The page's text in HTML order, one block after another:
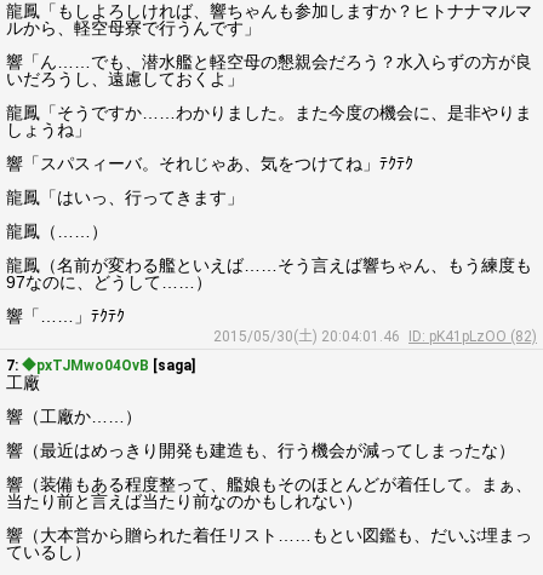
龍鳳「もしよろしければ、響ちゃんも参加しますか？ヒトナナマルマ
ルから、軽空母寮で行うんです」
響「ん……でも、潜水艦と軽空母の懇親会だろう？水入らずの方が良
いだろうし、遠慮しておくよ」
龍鳳「そうですか……わかりました。また今度の機会に、是非やりま
しょうね」
響「スパスィーバ。それじゃあ、気をつけてね」ﾃｸﾃｸ
龍鳳「はいっ、行ってきます」
龍鳳（……）
龍鳳（名前が変わる艦といえば……そう言えば響ちゃん、もう練度も
97なのに、どうして……）
響「……」ﾃｸﾃｸ
2015/05/30(土) 20:04:01.46
ID: pK41pLzOO (82)
7: ◆pxTJMwo04OvB [saga]
工廠
響（工廠か……）
響（最近はめっきり開発も建造も、行う機会が減ってしまったな）
響（装備もある程度整って、艦娘もそのほとんどが着任して。まぁ、
当たり前と言えば当たり前なのかもしれない）
響（大本営から贈られた着任リスト……もとい図鑑も、だいぶ埋まっ
ているし）